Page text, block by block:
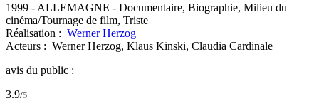
1999 - ALLEMAGNE - Documentaire, Biographie, Milieu du
cinéma/Tournage de film, Triste
Réalisation : Werner Herzog
Acteurs : Werner Herzog, Klaus Kinski, Claudia Cardinale
avis du public :
3.9/5